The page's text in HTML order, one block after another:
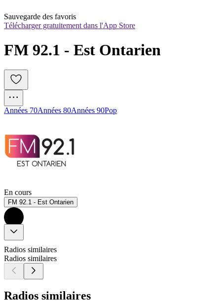
Sauvegarde des favoris
Télécharger gratuitement dans l'App Store
FM 92.1 - Est Ontarien
Années 70Années 80Années 90Pop
En cours
FM 92.1 - Est Ontarien
Radios similaires
Radios similaires
Radios similaires